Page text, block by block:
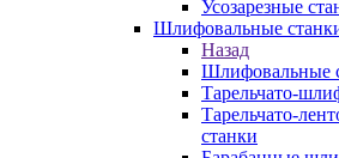
Усозарезные
Шлифовальные
Назад
Шлифовальные
Тарельчато-
Тарельчато-
станки